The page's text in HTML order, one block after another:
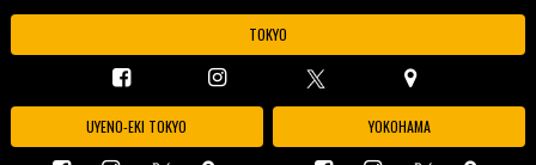
TOKYO
UYENO-EKI TOKYO YOKOHAMA